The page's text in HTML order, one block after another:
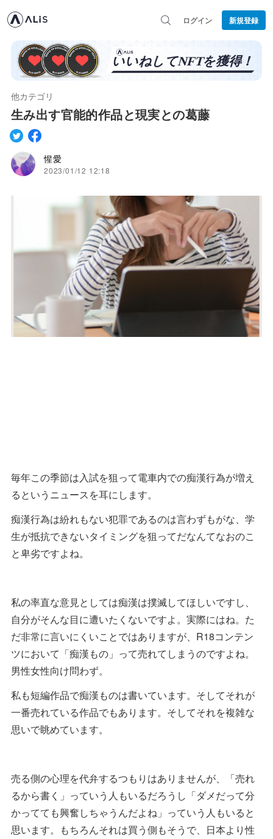
ログイン 新規登録
他カテゴリ
生み出す官能的作品と現実との葛藤
惺愛
2023/01/12 12:18
毎年この季節は入試を狙って電車内での痴漢行為が増え
るというニュースを耳にします。
痴漢行為は紛れもない犯罪であるのは言わずもがな、学
生が抵抗できないタイミングを狙ってだなんてなおのこ
と卑劣ですよね。
私の率直な意見としては痴漢は撲滅してほしいですし、
自分がそんな目に遭いたくないですよ。実際にはね。た
だ非常に言いにくいことではありますが、R18コンテン
ツにおいて「痴漢もの」って売れてしまうのですよね。
男性女性向け問わず。
私も短編作品で痴漢ものは書いています。そしてそれが
一番売れている作品でもあります。そしてそれを複雑な
思いで眺めています。
売る側の心理を代弁するつもりはありませんが、「売れ
るから書く」っていう人もいるだろうし「ダメだって分
かってても興奮しちゃうんだよね」っていう人もいると
思います。もちろんそれは買う側もそうで、日本より性